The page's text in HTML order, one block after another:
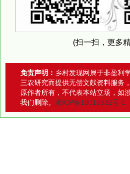
(扫一扫，更多
免责声明： 乡村发现网属于非盈利
三农研究而提供无偿文献资料服务
原作者所有，不代表本站立场，如
我们删除。 湘ICP备18016932号-1